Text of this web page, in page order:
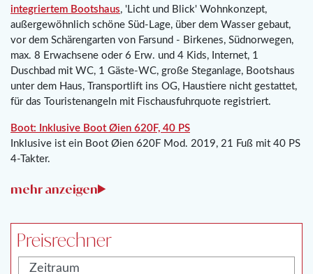
integriertem Bootshaus, 'Licht und Blick' Wohnkonzept,
außergewöhnlich schöne Süd-Lage, über dem Wasser gebaut,
vor dem Schärengarten von Farsund - Birkenes, Südnorwegen,
max. 8 Erwachsene oder 6 Erw. und 4 Kids, Internet, 1
Duschbad mit WC, 1 Gäste-WC, große Steganlage, Bootshaus
unter dem Haus, Transportlift ins OG, Haustiere nicht gestattet,
für das Touristenangeln mit Fischausfuhrquote registriert.
Boot: Inklusive Boot Øien 620F, 40 PS
Inklusive ist ein Boot Øien 620F Mod. 2019, 21 Fuß mit 40 PS
4-Takter.
Preisrechner